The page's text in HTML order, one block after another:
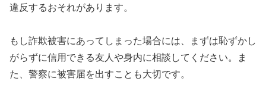
違反するおそれがあります。
もし詐欺被害にあってしまった場合には、まずは恥ずかし
がらずに信用できる友人や身内に相談してください。ま
た、警察に被害届を出すことも大切です。